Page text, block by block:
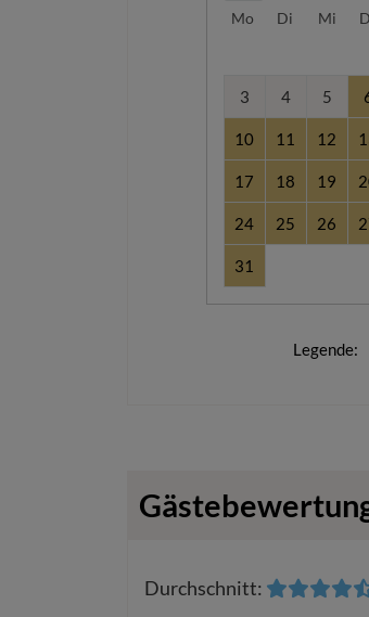
Mo Di Mi
3 4 5
10 11 12
17 18 19
24 25 26
31
Legende:
Durchschnitt: